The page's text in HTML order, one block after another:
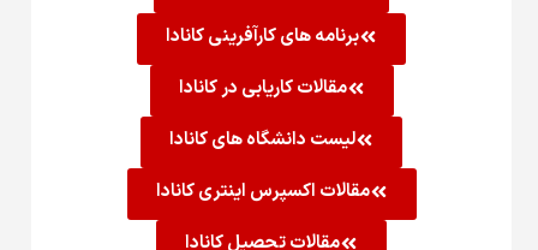
برنامه های کارآفرینی کانادا
مقالات کاریابی در کانادا
لیست دانشگاه های کانادا
مقالات اکسپرس اینتری کانادا
مقالات تحصیل کانادا